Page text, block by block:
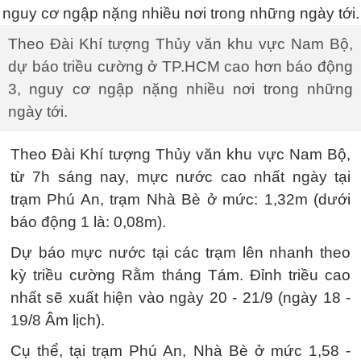
Theo Đài Khí tượng Thủy văn khu vực Nam Bộ,
dự báo triều cường ở TP.HCM cao hơn báo động
3, nguy cơ ngập nặng nhiều nơi trong những
ngày tới.
Theo Đài Khí tượng Thủy văn khu vực Nam Bộ,
từ 7h sáng nay, mực nước cao nhất ngày tại
trạm Phú An, trạm Nhà Bè ở mức: 1,32m (dưới
báo động 1 là: 0,08m).
Dự báo mực nước tại các trạm lên nhanh theo
kỳ triều cường Rằm tháng Tám. Đỉnh triều cao
nhất sẽ xuất hiện vào ngày 20 - 21/9 (ngày 18 -
19/8 Âm lịch).
Cụ thể, tại trạm Phú An, Nhà Bè ở mức 1,58 -